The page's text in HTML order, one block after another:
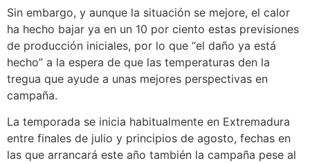
Sin embargo, y aunque la situación se mejore, el calor
ha hecho bajar ya en un 10 por ciento estas previsiones
de producción iniciales, por lo que “el daño ya está
hecho” a la espera de que las temperaturas den la
tregua que ayude a unas mejores perspectivas en
campaña.
La temporada se inicia habitualmente en Extremadura
entre finales de julio y principios de agosto, fechas en
las que arrancará este año también la campaña pese al